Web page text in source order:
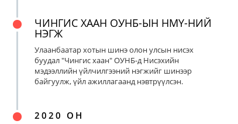
ЧИНГИС ХААН ОУНБ-ЫН НМҮ-НИЙ
НЭГЖ
Улаанбаатар хотын шинэ олон улсын нисэх
буудал "Чингис хаан" ОУНБ-д Нисэхийн
мэдээллийн үйлчилгээний нэгжийг шинээр
байгуулж, үйл ажиллагаанд нэвтрүүлсэн.
2020 ОН